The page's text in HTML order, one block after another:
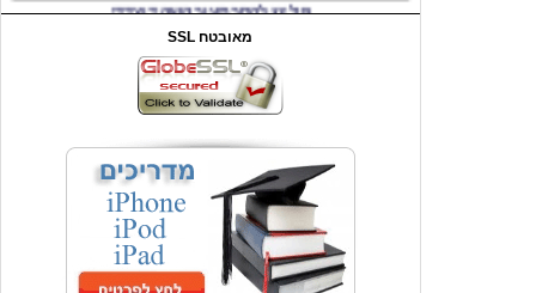
₪199.00 מחיר שוק
₪29.00 המחיר שלך
SSL מאובטח